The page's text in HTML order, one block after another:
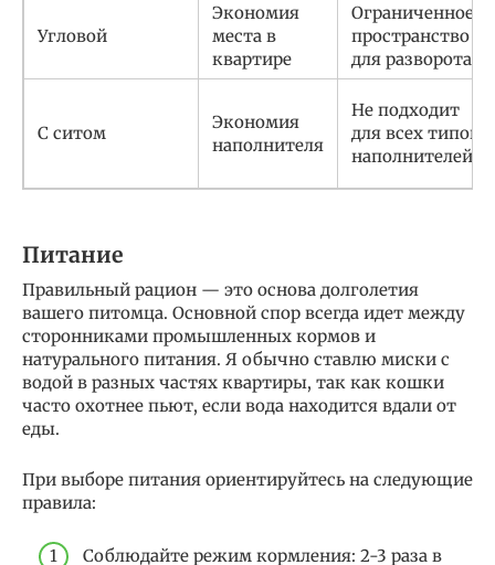
Угловой
Экономия
места в
квартире
Ограниченное
пространство
для разворота
С ситом
Экономия
наполнителя
Не подходит
для всех типов
наполнителей
Питание
Правильный рацион — это основа долголетия
вашего питомца. Основной спор всегда идет между
сторонниками промышленных кормов и
натурального питания. Я обычно ставлю миски с
водой в разных частях квартиры, так как кошки
часто охотнее пьют, если вода находится вдали от
еды.
При выборе питания ориентируйтесь на следующие
правила:
Соблюдайте режим кормления: 2-3 раза в